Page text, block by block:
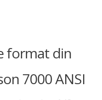
format din
7000 ANSI